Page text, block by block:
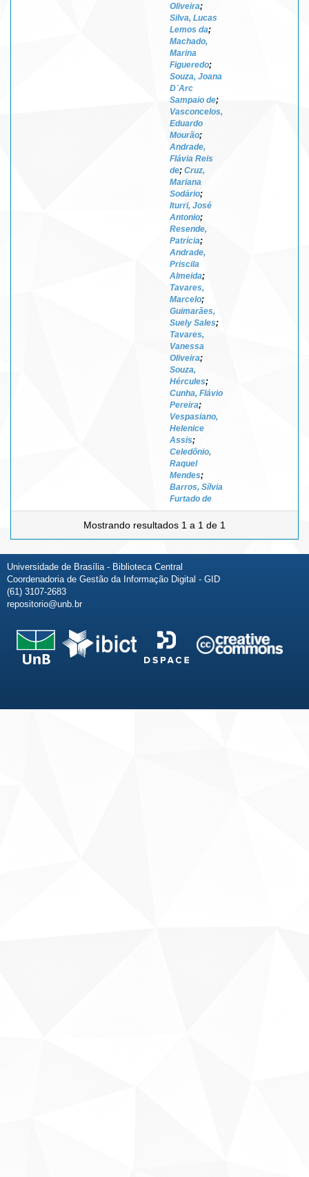
Oliveira;
Silva, Lucas
Lemos da;
Machado,
Marina
Figueredo;
Souza, Joana
D´Arc
Sampaio de;
Vasconcelos,
Eduardo
Mourão;
Andrade,
Flávia Reis
de; Cruz,
Mariana
Sodário;
Iturri, José
Antonio;
Resende,
Patrícia;
Andrade,
Priscila
Almeida;
Tavares,
Marcelo;
Guimarães,
Suely Sales;
Tavares,
Vanessa
Oliveira;
Souza,
Hércules;
Cunha, Flávio
Pereira;
Vespasiano,
Helenice
Assis;
Celedônio,
Raquel
Mendes;
Barros, Sílvia
Furtado de
Mostrando resultados 1 a 1 de 1
Universidade de Brasília - Biblioteca Central
Coordenadoria de Gestão da Informação Digital - GID
(61) 3107-2683
repositorio@unb.br